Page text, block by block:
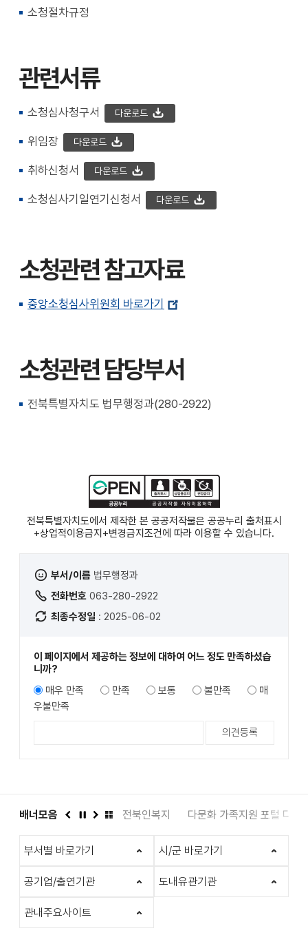
소청절차규정
관련서류
소청심사청구서 다운로드
위임장 다운로드
취하신청서 다운로드
소청심사기일연기신청서 다운로드
소청관련 참고자료
중앙소청심사위원회 바로가기
소청관련 담당부서
전북특별자치도 법무행정과(280-2922)
전북특별자치도에서 제작한 본 공공저작물은 공공누리 출처표시
+상업적이용금지+변경금지 조건에 따라 이용할 수 있습니다.
부서/이름 법무행정과
전화번호 063-280-2922
최종수정일 : 2025-06-02
이 페이지에서 제공하는 정보에 대하여 어느 정도 만족하셨습
니까?
매우 만족
만족 보통 불만족
매
우불만족
배너모음
서관 인권상담 1331 전북인복지 다문화 가족지원 포털 다누
부서별 바로가기 시/군 바로가기
공기업/출연기관 도내유관기관
관내주요사이트